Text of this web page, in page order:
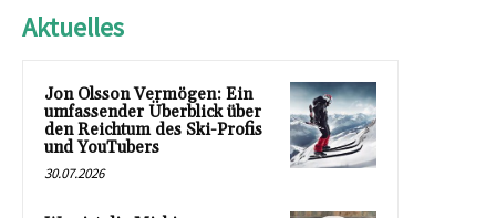
Aktuelles
Jon Olsson Vermögen: Ein
umfassender Überblick über
den Reichtum des Ski-Profis
und YouTubers
30.07.2026